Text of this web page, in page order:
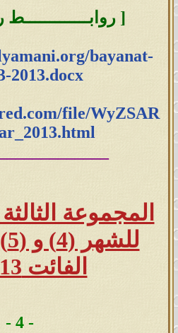
صيغة البي دي اف (PDF) اضغط هنا
بيانات النور
صيغة الوورد (Word) اضغط هنا
صيغة البي دي اف (PDF) اضغط هنا
بيانات النور
صيغة الوورد (Word) اضغط هنا
---
[
bayanat-
2013.docx
file/WyZSAR
المجموعة الثالثة
الفائت 2013 مـ
- 4 -